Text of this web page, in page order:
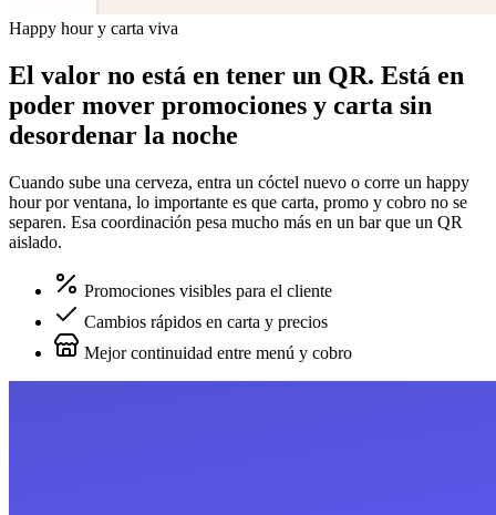
Happy hour y carta viva
El valor no está en tener un QR. Está en
poder mover promociones y carta sin
desordenar la noche
Cuando sube una cerveza, entra un cóctel nuevo o corre un happy
hour por ventana, lo importante es que carta, promo y cobro no se
separen. Esa coordinación pesa mucho más en un bar que un QR
aislado.
Promociones visibles para el cliente
Cambios rápidos en carta y precios
Mejor continuidad entre menú y cobro